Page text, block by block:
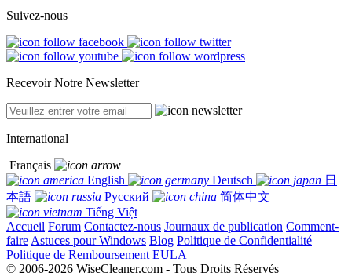
Suivez-nous
Recevoir Notre Newsletter
International
Français
English
Deutsch
日
本語
Русский
简体中文
Tiếng Việt
Accueil Forum Contactez-nous Journaux de publication Comment-
faire Astuces pour Windows Blog Politique de Confidentialité
Politique de Remboursement EULA
© 2006-2026 WiseCleaner.com - Tous Droits Réservés